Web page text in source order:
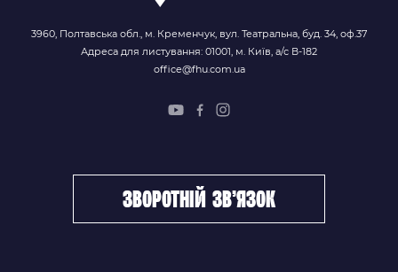
3960, Полтавська обл., м. Кременчук, вул. Театральна, буд. 34, оф.37
Адреса для листування: 01001, м. Київ, а/с В-182
office@fhu.com.ua
зворотній зв’язок